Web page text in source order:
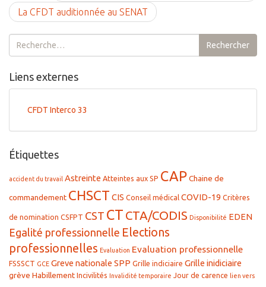
La CFDT auditionnée au SENAT
Rechercher :
Rechercher
Liens externes
CFDT Interco 33
Étiquettes
accident du travail Astreinte Atteintes aux SP CAPChaine de
commandement CHSCT CIS Conseil médical COVID-19 Critères
de nomination CSFPT CST CT CTA/CODIS Disponibilité EDEN
Egalité professionnelle Elections
professionnelles Evaluation Evaluation professionnelle
FSSSCT GCE Greve nationale SPP Grille indiciaire Grille inidiciaire
grève Habillement Incivilités Invalidité temporaire Jour de carence lien vers